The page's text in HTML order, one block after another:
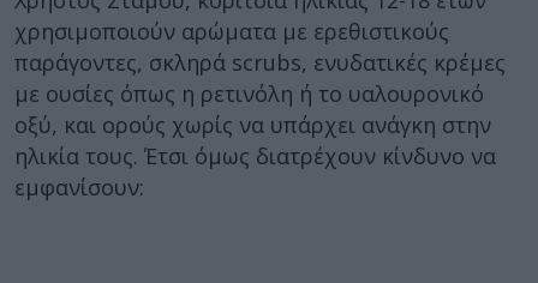
χρησιμοποιούν αρώματα με ερεθιστικούς
παράγοντες, σκληρά scrubs, ενυδατικές κρέμες
με ουσίες όπως η ρετινόλη ή το υαλουρονικό
οξύ, και ορούς χωρίς να υπάρχει ανάγκη στην
ηλικία τους. Έτσι όμως διατρέχουν κίνδυνο να
εμφανίσουν: